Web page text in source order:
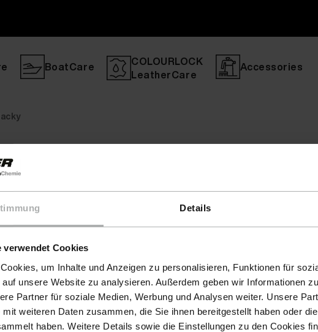
Details
verwendet Cookies
um Inhalte und Anzeigen zu personalisieren, Funktionen für
auf unsere Website zu analysieren. Außerdem geben wir Informationen
Partner für soziale Medien, Werbung und Analysen weiter. Unsere
mit weiteren Daten zusammen, die Sie ihnen bereitgestellt haben oder
haben. Weitere Details sowie die Einstellungen zu den Cookies
BoatCare
COLOURLOCK
LeatherCare
Accessories